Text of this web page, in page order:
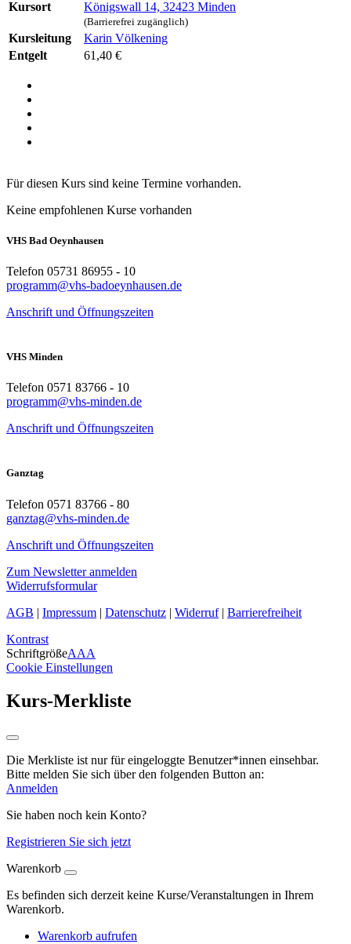
Kursort Königswall 14, 32423 Minden
(Barrierefrei zugänglich)
Kursleitung
Karin Völkening
Entgelt
61,40 €
Für diesen Kurs sind keine Termine vorhanden.
Keine empfohlenen Kurse vorhanden
VHS Bad Oeynhausen
Telefon 05731 86955 - 10
programm@vhs-badoeynhausen.de
Anschrift und Öffnungszeiten
VHS Minden
Telefon 0571 83766 - 10
programm@vhs-minden.de
Anschrift und Öffnungszeiten
Ganztag
Telefon 0571 83766 - 80
ganztag@vhs-minden.de
Anschrift und Öffnungszeiten
Zum Newsletter anmelden
Widerrufsformular
AGB | Impressum | Datenschutz | Widerruf| Barrierefreiheit
Kontrast
SchriftgrößeAAA
Cookie Einstellungen
Kurs-Merkliste
Die Merkliste ist nur für eingeloggte Benutzer*innen einsehbar.
Bitte melden Sie sich über den folgenden Button an:
Anmelden
Sie haben noch kein Konto?
Registrieren Sie sich jetzt
Warenkorb
Es befinden sich derzeit keine Kurse/Veranstaltungen in Ihrem
Warenkorb.
Warenkorb aufrufen